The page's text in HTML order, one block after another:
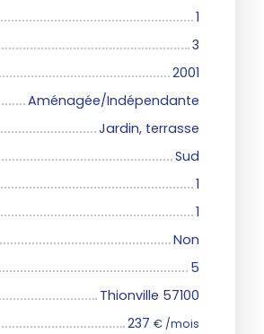
1
3
2001
Aménagée/Indépendante
Jardin, terrasse
Sud
1
1
Non
5
Thionville 57100
237 € /mois